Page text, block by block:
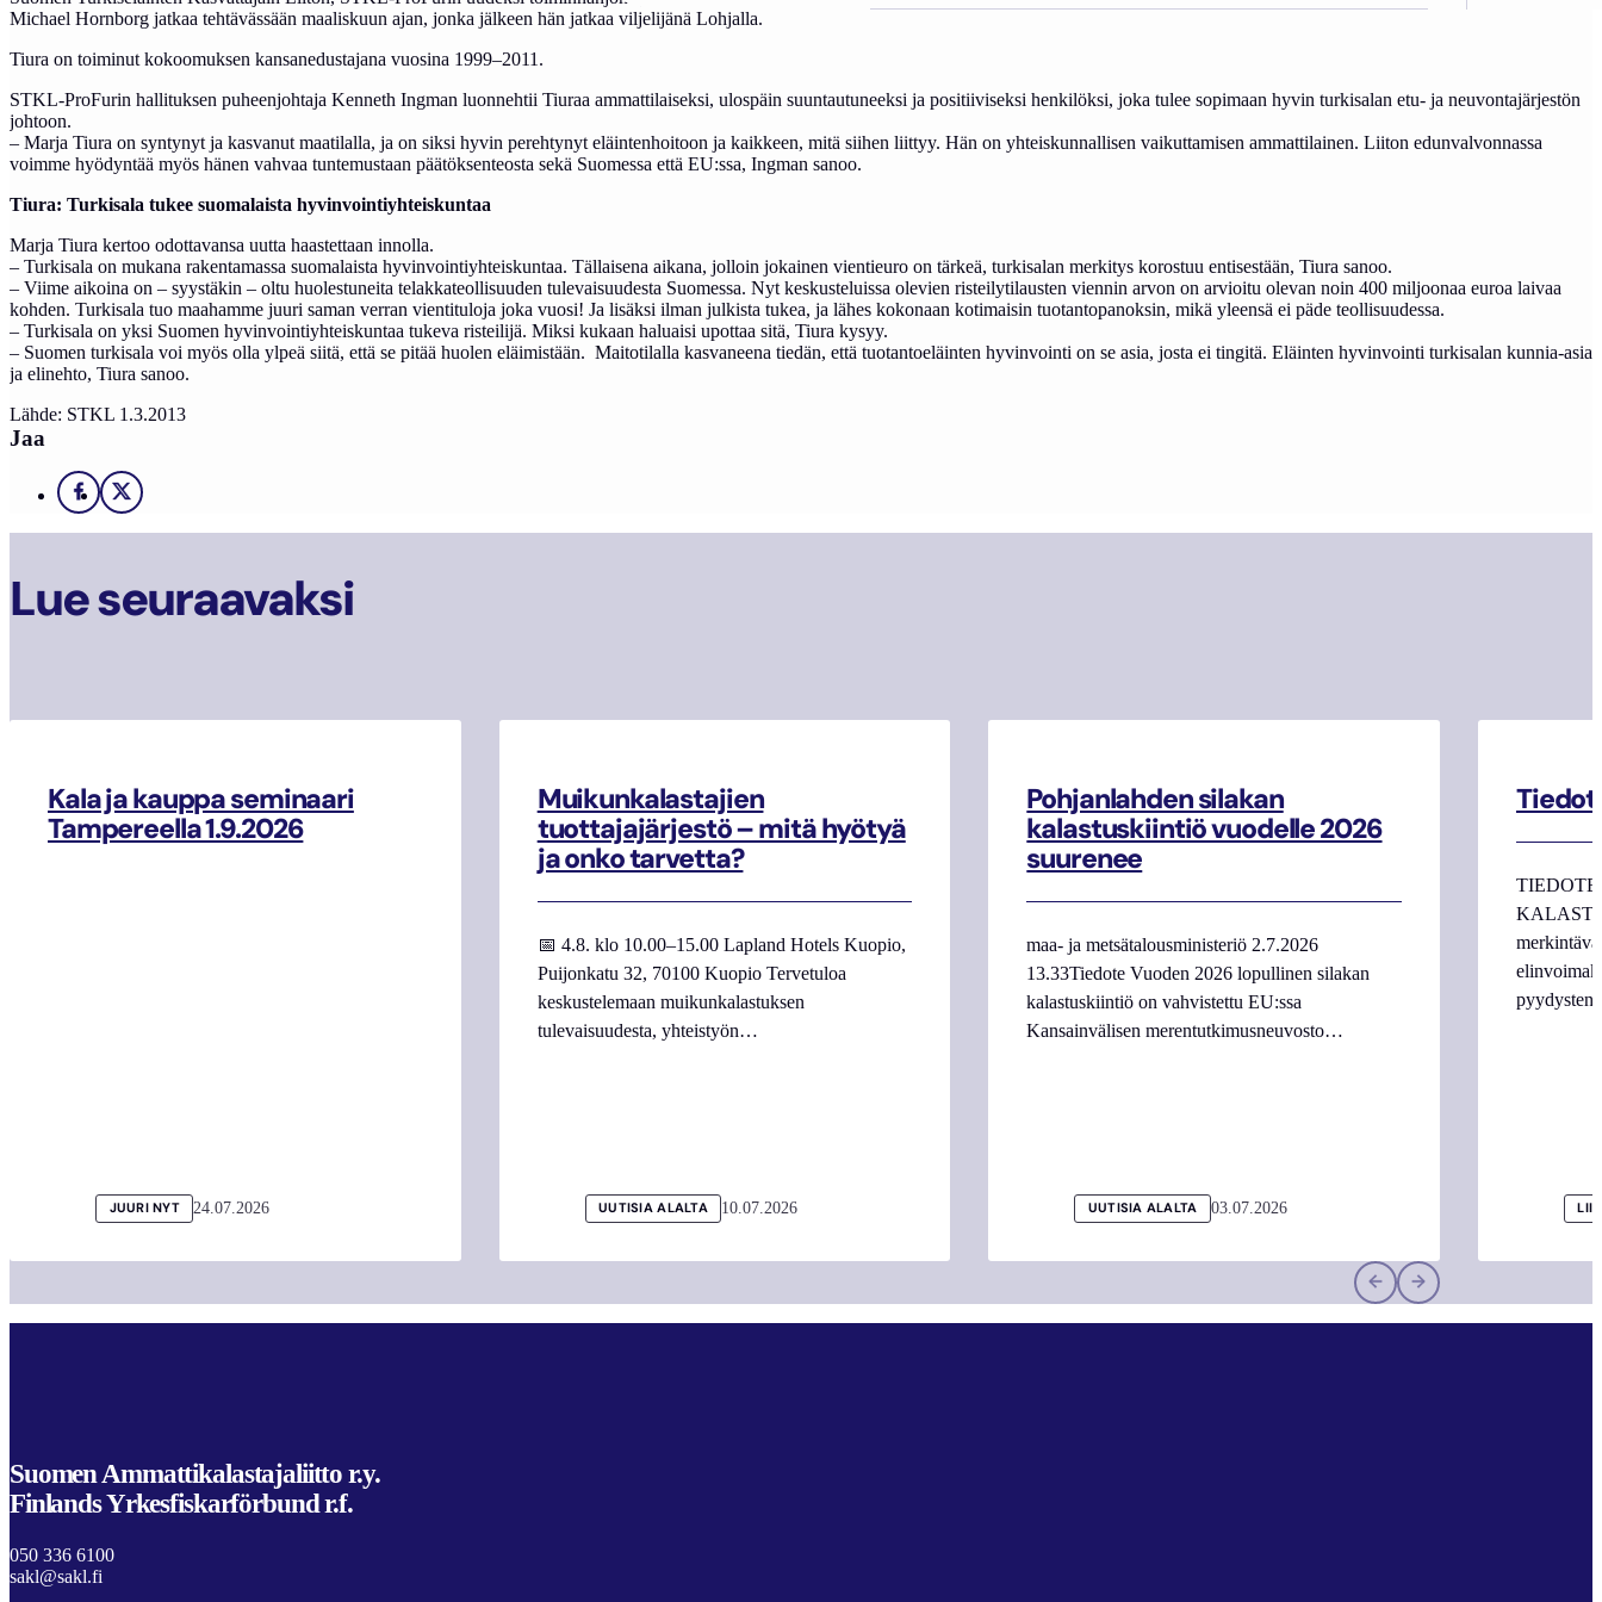
Michael Hornborg jatkaa tehtävässään maaliskuun ajan, jonka jälkeen hän jatkaa viljelijänä Lohjalla.
Tiura on toiminut kokoomuksen kansanedustajana vuosina 1999–2011.
STKL-ProFurin hallituksen puheenjohtaja Kenneth Ingman luonnehtii Tiuraa ammattilaiseksi, ulospäin suuntautuneeksi ja positiiviseksi henkilöksi, joka tulee sopimaan hyvin turkisalan etu- ja neuvontajärjestön
johtoon.
– Marja Tiura on syntynyt ja kasvanut maatilalla, ja on siksi hyvin perehtynyt eläintenhoitoon ja kaikkeen, mitä siihen liittyy. Hän on yhteiskunnallisen vaikuttamisen ammattilainen. Liiton edunvalvonnassa
voimme hyödyntää myös hänen vahvaa tuntemustaan päätöksenteosta sekä Suomessa että EU:ssa, Ingman sanoo.
Tiura: Turkisala tukee suomalaista hyvinvointiyhteiskuntaa
Marja Tiura kertoo odottavansa uutta haastettaan innolla.
– Turkisala on mukana rakentamassa suomalaista hyvinvointiyhteiskuntaa. Tällaisena aikana, jolloin jokainen vientieuro on tärkeä, turkisalan merkitys korostuu entisestään, Tiura sanoo.
– Viime aikoina on – syystäkin – oltu huolestuneita telakkateollisuuden tulevaisuudesta Suomessa. Nyt keskusteluissa olevien risteilytilausten viennin arvon on arvioitu olevan noin 400 miljoonaa euroa laivaa
kohden. Turkisala tuo maahamme juuri saman verran vientituloja joka vuosi! Ja lisäksi ilman julkista tukea, ja lähes kokonaan kotimaisin tuotantopanoksin, mikä yleensä ei päde teollisuudessa.
– Turkisala on yksi Suomen hyvinvointiyhteiskuntaa tukeva risteilijä. Miksi kukaan haluaisi upottaa sitä, Tiura kysyy.
– Suomen turkisala voi myös olla ylpeä siitä, että se pitää huolen eläimistään. Maitotilalla kasvaneena tiedän, että tuotantoeläinten hyvinvointi on se asia, josta ei tingitä. Eläinten hyvinvointi turkisalan kunnia-asia
ja elinehto, Tiura sanoo.
Lähde: STKL 1.3.2013
Jaa
Facebook
X
Lue seuraavaksi
Kala ja kauppa seminaari
Tampereella 1.9.2026
JUURI NYT 24.07.2026
Muikunkalastajien
tuottajajärjestö – mitä hyötyä
ja onko tarvetta?
📅 4.8. klo 10.00–15.00 Lapland Hotels Kuopio,
Puijonkatu 32, 70100 Kuopio Tervetuloa
keskustelemaan muikunkalastuksen
tulevaisuudesta, yhteistyön…
UUTISIA ALALTA 10.07.2026
Pohjanlahden silakan
kalastuskiintiö vuodelle 2026
suurenee
maa- ja metsätalousministeriö 2.7.2026
13.33Tiedote Vuoden 2026 lopullinen silakan
kalastuskiintiö on vahvistettu EU:ssa
Kansainvälisen merentutkimusneuvosto…
UUTISIA ALALTA 03.07.2026
pyydysten
Suomen Ammattikalastajaliitto r.y.
Finlands Yrkesfiskarförbund r.f.
050 336 6100
sakl@sakl.fi